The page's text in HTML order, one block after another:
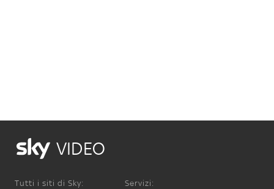
VIDEO
Tutti i siti di Sky: Servizi: